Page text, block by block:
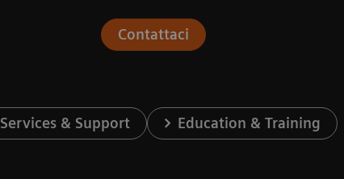
Contattaci
Services & Support Education & Training